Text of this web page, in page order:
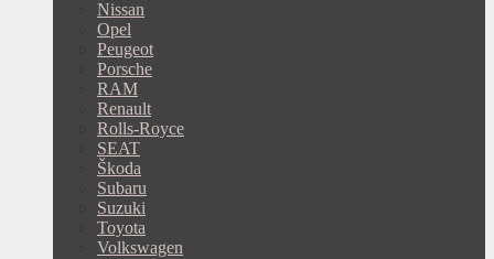
Nissan
Opel
Peugeot
Porsche
RAM
Renault
Rolls-Royce
SEAT
Škoda
Subaru
Suzuki
Toyota
Volkswagen